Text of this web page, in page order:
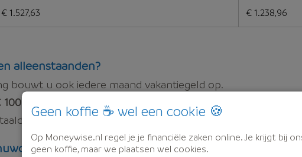
€ 1.527,63 € 1.238,96
alleenstaanden?
bouwt u ook iedere maand vakantiegeld op.
in mei.
of samenwonenden?
Geen koffie ☕ wel een cookie 🍪
Op Moneywise.nl regel je je financiële zaken online. Je krijgt bij
geen koffie, maar we plaatsen wel cookies.